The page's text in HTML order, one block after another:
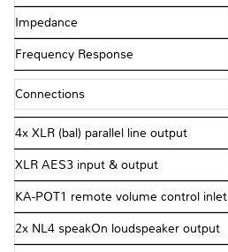
Impedance
Frequency Response
Connections
4x XLR (bal) parallel line output
XLR AES3 input & output
KA-POT1 remote volume control inlet
2x NL4 speakOn loudspeaker output